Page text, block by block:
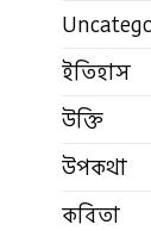
ইতিহাস
উক্তি
উপকথা
কবিতা